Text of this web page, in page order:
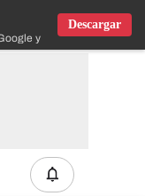
y IOS
Descargar